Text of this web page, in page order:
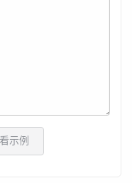
示例